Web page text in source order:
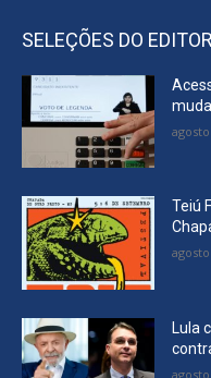
SELEÇÕES DO EDITOR
Teiú
Lula